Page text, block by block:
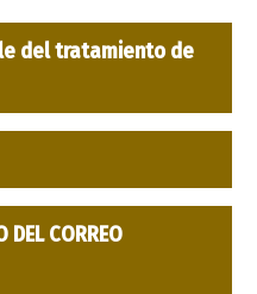
del tratamiento de
DEL CORREO